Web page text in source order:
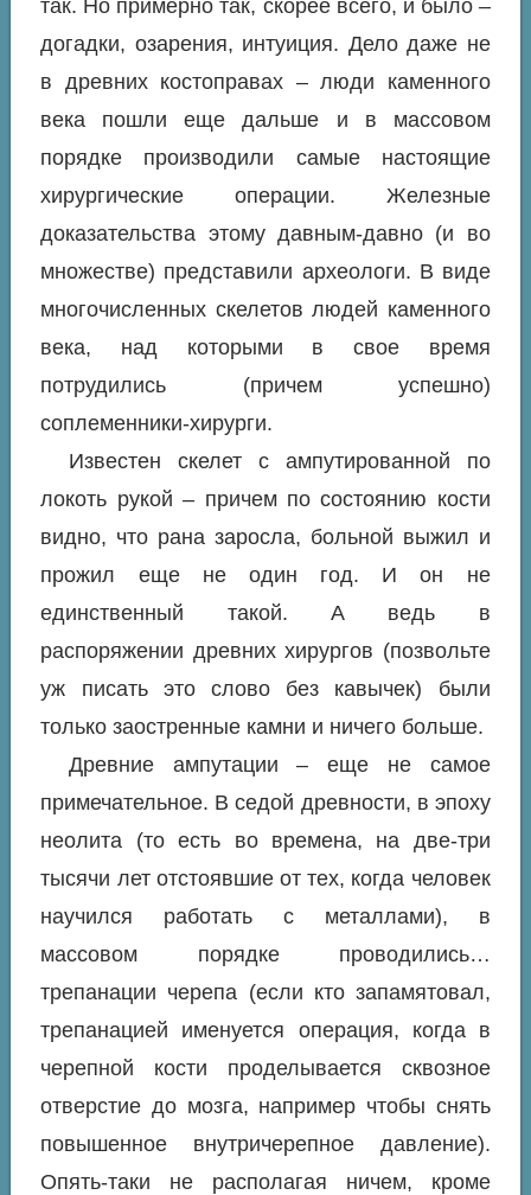
так. Но примерно так, скорее всего, и было –
догадки, озарения, интуиция. Дело даже не
в древних костоправах – люди каменного
века пошли еще дальше и в массовом
порядке производили самые настоящие
хирургические операции. Железные
доказательства этому давным-давно (и во
множестве) представили археологи. В виде
многочисленных скелетов людей каменного
века, над которыми в свое время
потрудились (причем успешно)
соплеменники-хирурги.
Известен скелет с ампутированной по
локоть рукой – причем по состоянию кости
видно, что рана заросла, больной выжил и
прожил еще не один год. И он не
единственный такой. А ведь в
распоряжении древних хирургов (позвольте
уж писать это слово без кавычек) были
только заостренные камни и ничего больше.
Древние ампутации – еще не самое
примечательное. В седой древности, в эпоху
неолита (то есть во времена, на две-три
тысячи лет отстоявшие от тех, когда человек
научился работать с металлами), в
массовом порядке проводились…
трепанации черепа (если кто запамятовал,
трепанацией именуется операция, когда в
черепной кости проделывается сквозное
отверстие до мозга, например чтобы снять
повышенное внутричерепное давление).
Опять-таки не располагая ничем, кроме